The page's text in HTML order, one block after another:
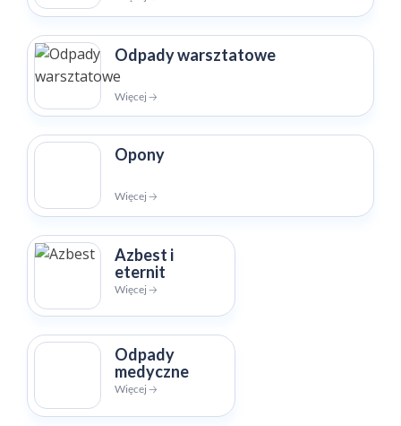
Odpady warsztatowe
Więcej 🡢
Opony
Więcej 🡢
Azbest i
eternit
Więcej 🡢
Odpady
medyczne
Więcej 🡢